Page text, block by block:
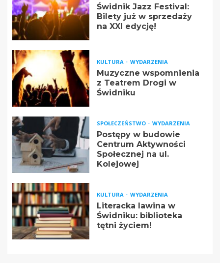
Świdnik Jazz Festival:
Bilety już w sprzedaży
na XXI edycję!
KULTURA WYDARZENIA
Muzyczne wspomnienia
z Teatrem Drogi w
Świdniku
SPOŁECZEŃSTWO WYDARZENIA
Postępy w budowie
Centrum Aktywności
Społecznej na ul.
Kolejowej
KULTURA WYDARZENIA
Literacka lawina w
Świdniku: biblioteka
tętni życiem!